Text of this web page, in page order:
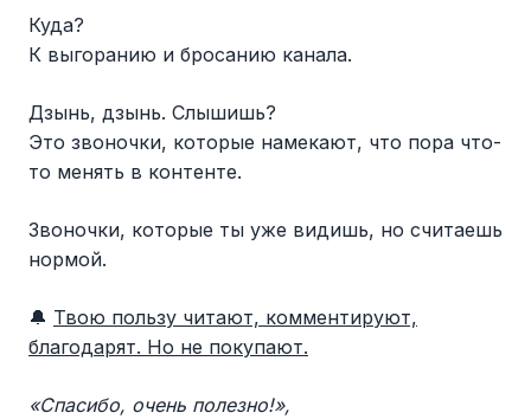
Куда?
К выгоранию и бросанию канала.
Дзынь, дзынь. Слышишь?
Это звоночки, которые намекают, что пора что-
то менять в контенте.
Звоночки, которые ты уже видишь, но считаешь
нормой.
🔔 Твою пользу читают, комментируют,
благодарят. Но не покупают.
«Спасибо, очень полезно!»,